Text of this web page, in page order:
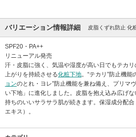
バリエーション情報詳細 皮脂くずれ防止 化
SPF20・PA++
リニューアル発売
汗・皮脂に強く、気温や湿度が高い日でもテカリ
上がりを持続させる化粧下地。“テカリ”防止機能
ョンのとれ・ヨレ”防止機能を兼ね備え、プリマ
い下地」に進化しました。皮脂を抱え込み広げ
持ちのいいサラサラ肌が続きます。保湿成分配合
エキス）。